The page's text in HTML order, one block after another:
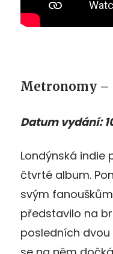
Metronomy –
Datum vydání:
Londýnská
čtvrté album.
svým
představilo na
posledních